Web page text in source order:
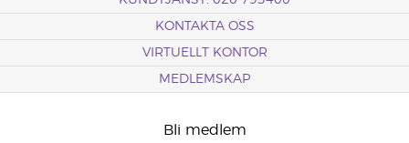
KONTAKTA OSS
VIRTUELLT KONTOR
MEDLEMSKAP
Bli medlem